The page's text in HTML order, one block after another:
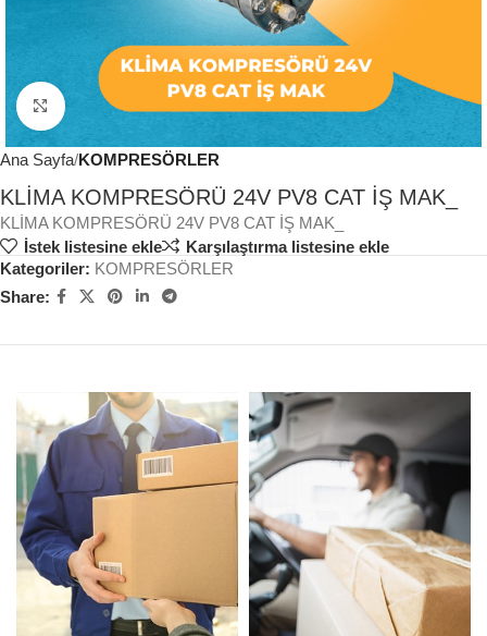
Büyütmek için tıklayın
Ana Sayfa KOMPRESÖRLER
KLİMA KOMPRESÖRÜ 24V PV8 CAT İŞ MAK_
KLİMA KOMPRESÖRÜ 24V PV8 CAT İŞ MAK_
İstek listesine ekle
Karşılaştırma listesine ekle
Kategoriler: KOMPRESÖRLER
Share: